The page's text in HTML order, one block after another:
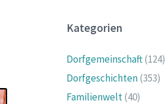
Kategorien
Dorfgemeinschaft(124)
Dorfgeschichten(353)
Familienwelt(40)